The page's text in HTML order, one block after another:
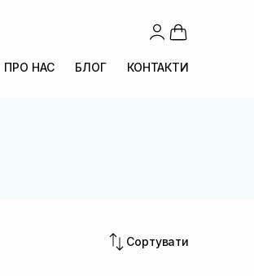
ПРО НАС БЛОГ КОНТАКТИ
Сортувати